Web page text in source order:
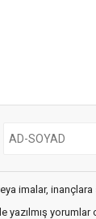
imalar, inançlara
yazılmış yorumlar